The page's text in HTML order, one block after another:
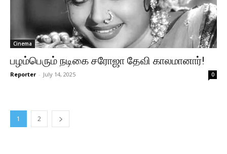
Cinema
பழம்பெரும் நடிகை சரோஜா தேவி காலமானார்!
Reporter - July 14, 2025 0
1 2